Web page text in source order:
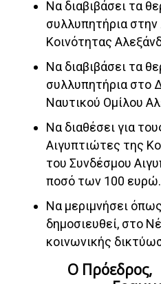
Να διαβιβάσει τα
συλλυπητήρια
Κοινότητας
Να διαβιβάσει τα
συλλυπητήρια στο
Ναυτικού Ομίλου
Να διαθέσει για
Αιγυπτιώτες της
του Συνδέσμου
ποσό των 100 ευρώ.
Να μεριμνήσει
δημοσιευθεί, στο
κοινωνικής
Ο